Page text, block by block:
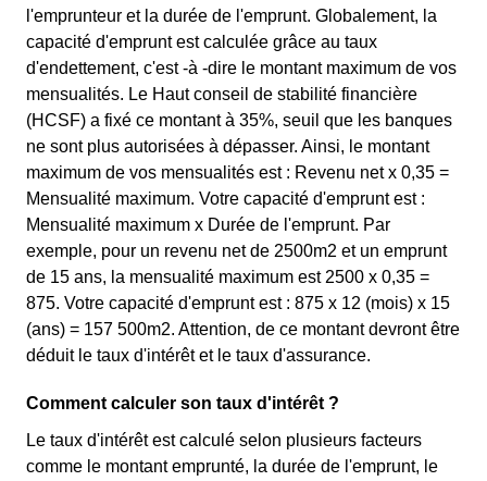
l'emprunteur et la durée de l'emprunt. Globalement, la
capacité d'emprunt est calculée grâce au taux
d'endettement, c'est -à -dire le montant maximum de vos
mensualités. Le Haut conseil de stabilité financière
(HCSF) a fixé ce montant à 35%, seuil que les banques
ne sont plus autorisées à dépasser. Ainsi, le montant
maximum de vos mensualités est : Revenu net x 0,35 =
Mensualité maximum. Votre capacité d'emprunt est :
Mensualité maximum x Durée de l'emprunt. Par
exemple, pour un revenu net de 2500m2 et un emprunt
de 15 ans, la mensualité maximum est 2500 x 0,35 =
875. Votre capacité d'emprunt est : 875 x 12 (mois) x 15
(ans) = 157 500m2. Attention, de ce montant devront être
déduit le taux d'intérêt et le taux d'assurance.
Comment calculer son taux d'intérêt ?
Le taux d'intérêt est calculé selon plusieurs facteurs
comme le montant emprunté, la durée de l'emprunt, le